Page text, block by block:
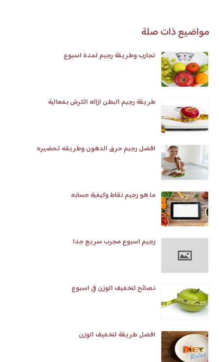
مواضيع ذات صلة
تجارب وطريقة رجيم لمدة اسبوع
طريقة رجيم البطن ازاله الكرش بفعالية
افضل رجيم حرق الدهون وطريقه تحضيره
ما هو رجيم نقاط وكيفية حسابه
رجيم اسبوع مجرب سريع جدا
نصائح لتخفيف الوزن في اسبوع
افضل طريقة لتخفيف الوزن